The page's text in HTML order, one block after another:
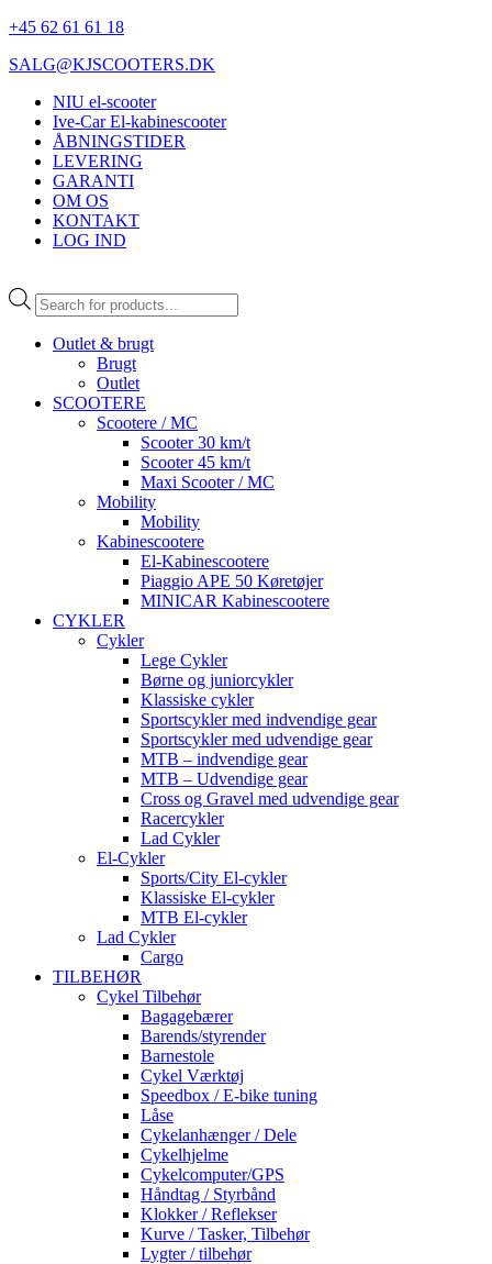
+45 62 61 61 18
SALG@KJSCOOTERS.DK
NIU el-scooter
Ive-Car El-kabinescooter
ÅBNINGSTIDER
LEVERING
GARANTI
OM OS
KONTAKT
LOG IND
Products
search
Outlet & brugt
Brugt
Outlet
SCOOTERE
Scootere / MC
Scooter 30 km/t
Scooter 45 km/t
Maxi Scooter / MC
Mobility
Mobility
Kabinescootere
El-Kabinescootere
Piaggio APE 50 Køretøjer
MINICAR Kabinescootere
CYKLER
Cykler
Lege Cykler
Børne og juniorcykler
Klassiske cykler
Sportscykler med indvendige gear
Sportscykler med udvendige gear
MTB – indvendige gear
MTB – Udvendige gear
Cross og Gravel med udvendige gear
Racercykler
Lad Cykler
El-Cykler
Sports/City El-cykler
Klassiske El-cykler
MTB El-cykler
Lad Cykler
Cargo
TILBEHØR
Cykel Tilbehør
Bagagebærer
Barends/styrender
Barnestole
Cykel Værktøj
Speedbox / E-bike tuning
Låse
Cykelanhænger / Dele
Cykelhjelme
Cykelcomputer/GPS
Håndtag / Styrbånd
Klokker / Reflekser
Kurve / Tasker, Tilbehør
Lygter / tilbehør